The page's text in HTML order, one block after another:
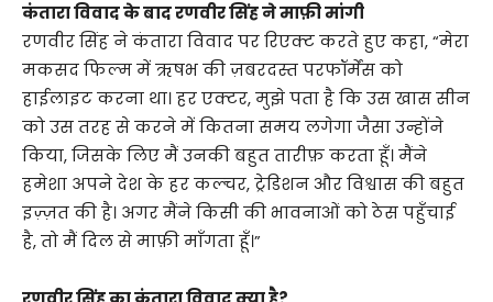
कंतारा विवाद के बाद रणवीर सिंह ने माफ़ी मांगी
रणवीर सिंह ने कंतारा विवाद पर रिएक्ट करते हुए कहा, “मेरा
मकसद फिल्म में ऋषभ की ज़बरदस्त परफॉर्मेंस को
हाईलाइट करना था। हर एक्टर, मुझे पता है कि उस खास सीन
को उस तरह से करने में कितना समय लगेगा जैसा उन्होंने
किया, जिसके लिए मैं उनकी बहुत तारीफ़ करता हूँ। मैंने
हमेशा अपने देश के हर कल्चर, ट्रेडिशन और विश्वास की बहुत
इज़्ज़त की है। अगर मैंने किसी की भावनाओं को ठेस पहुँचाई
है, तो मैं दिल से माफ़ी माँगता हूँ।”